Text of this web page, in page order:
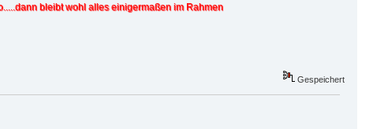
bleibt wohl alles einigermaßen im Rahmen
Gespeichert